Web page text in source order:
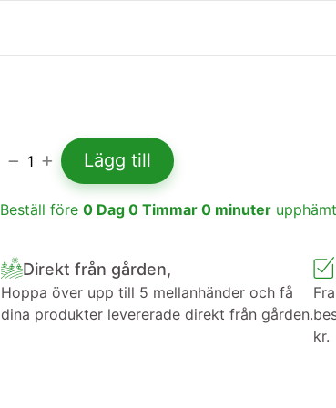
1 Lägg till
Beställ före 0 Dag 0 Timmar 0 minuter
Direkt från gården,
Hoppa över upp till 5 mellanhänder och få
dina produkter levererade direkt från gården.
kr.